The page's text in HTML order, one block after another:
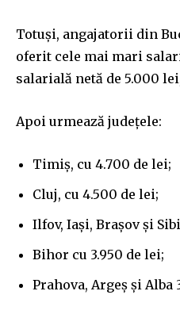
Totuși, angajatorii din
oferit cele mai mari
salarială netă de 5.000
Apoi urmează județele:
Timiș, cu 4.700 de lei;
Cluj, cu 4.500 de lei;
Ilfov, Iași, Brașov și
Bihor cu 3.950 de lei;
Prahova, Argeș și Alba